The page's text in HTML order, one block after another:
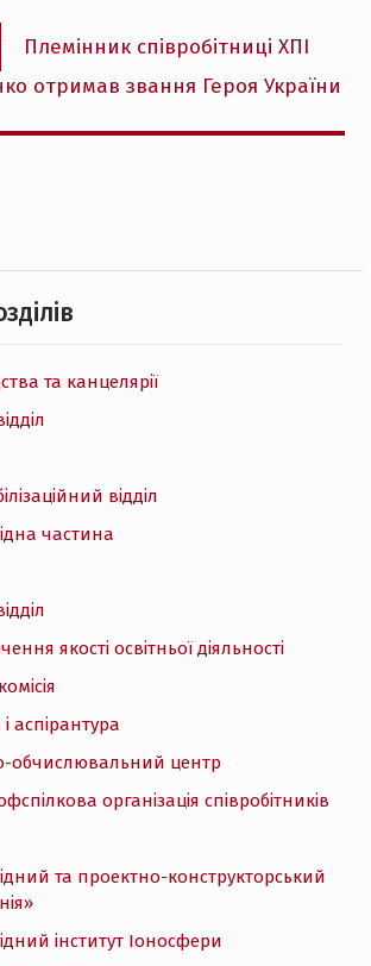
Попередній
запис:
Племінник співробітниці ХПІ
отримав звання Героя України
та канцелярії
відділ
частина
якості освітньої діяльності
аспірантура
обчислювальний центр
організація співробітників
та проектно-конструкторський
інститут Іоносфери